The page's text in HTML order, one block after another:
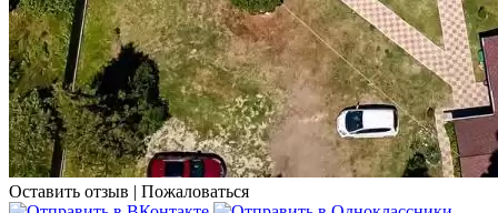
Оставить отзыв | Пожаловаться